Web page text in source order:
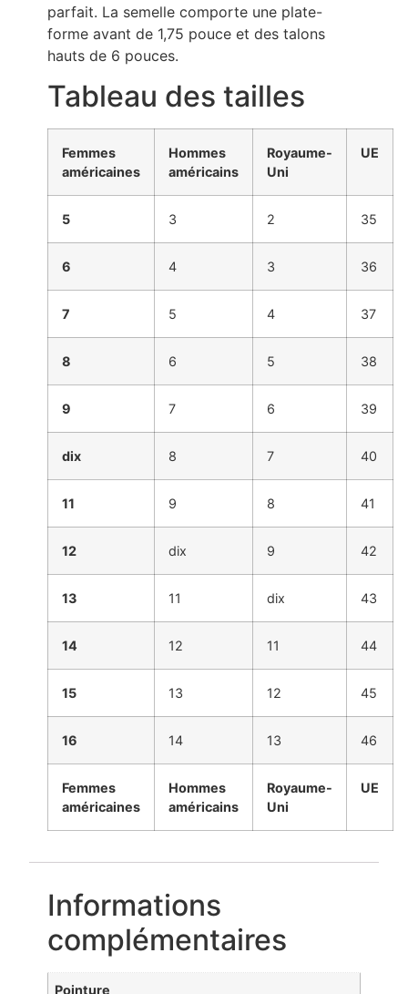
parfait. La semelle comporte une plate-
forme avant de 1,75 pouce et des talons
hauts de 6 pouces.
Tableau des tailles
Femmes
américaines
Hommes
américains
Royaume-
Uni
UE
5 3 2 35
6 4 3 36
7 5 4 37
8 6 5 38
9 7 6 39
dix 8 7 40
11 9 8 41
12 dix 9 42
13 11 dix 43
14 12 11 44
15 13 12 45
16 14 13 46
Femmes
américaines
Hommes
américains
Royaume-
Uni
UE
Informations
complémentaires
Pointure